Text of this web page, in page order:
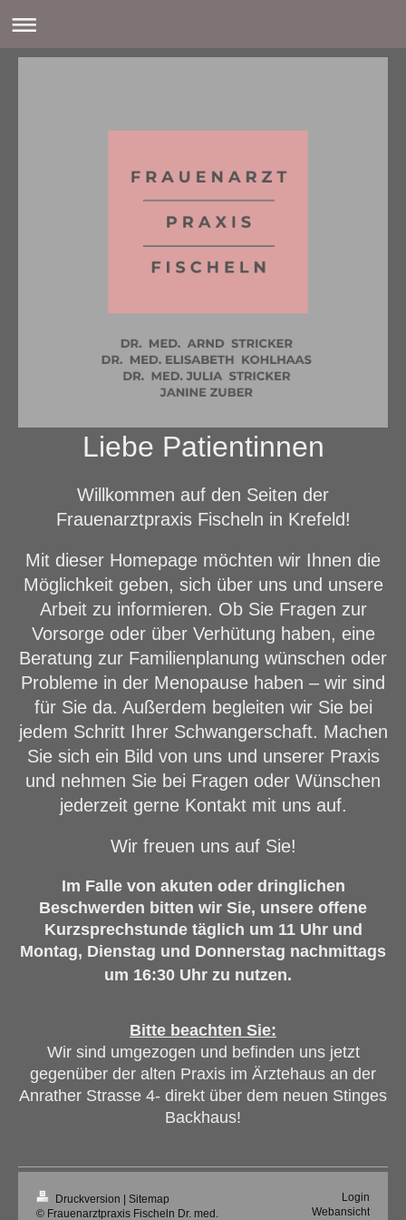
Liebe Patientinnen
Willkommen auf den Seiten der
Frauenarztpraxis Fischeln in Krefeld!
Mit dieser Homepage möchten wir Ihnen die
Möglichkeit geben, sich über uns und unsere
Arbeit zu informieren. Ob Sie Fragen zur
Vorsorge oder über Verhütung haben, eine
Beratung zur Familienplanung wünschen oder
Probleme in der Menopause haben – wir sind
für Sie da. Außerdem begleiten wir Sie bei
jedem Schritt Ihrer Schwangerschaft. Machen
Sie sich ein Bild von uns und unserer Praxis
und nehmen Sie bei Fragen oder Wünschen
jederzeit gerne Kontakt mit uns auf.
Wir freuen uns auf Sie!
Im Falle von akuten oder dringlichen
Beschwerden bitten wir Sie, unsere offene
Kurzsprechstunde täglich um 11 Uhr und
Montag, Dienstag und Donnerstag nachmittags
um 16:30 Uhr zu nutzen.
Bitte beachten Sie:
Wir sind umgezogen und befinden uns jetzt
gegenüber der alten Praxis im Ärztehaus an der
Anrather Strasse 4- direkt über dem neuen Stinges
Backhaus!
Druckversion
Sitemap
© Frauenarztpraxis Fischeln Dr. med.
Login
Webansicht